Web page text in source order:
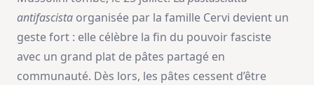
antifascista organisée par la famille Cervi devient un
geste fort : elle célèbre la fin du pouvoir fasciste
avec un grand plat de pâtes partagé en
communauté. Dès lors, les pâtes cessent d’être